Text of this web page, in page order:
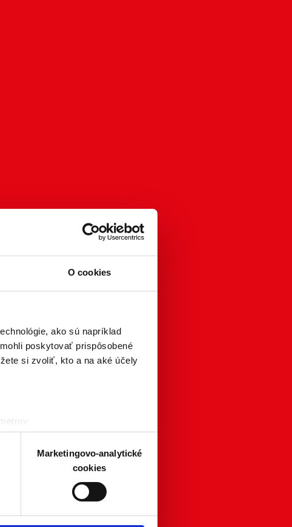
O cookies
ako sú napríklad
poskytovať prispôsobené
si zvoliť, kto a na aké účely
prstov).
. Súhlas môžete
štatistických a marketingovo-
Marketingovo-analytické
cookies